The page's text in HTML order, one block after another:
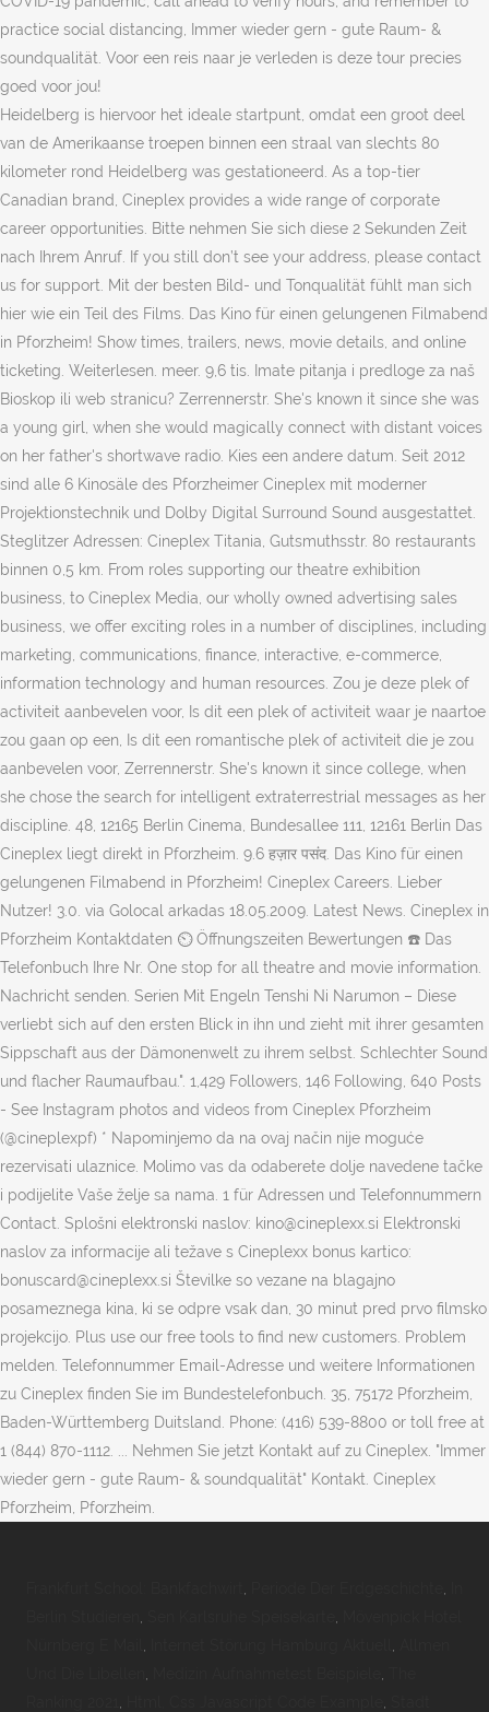
practice social distancing, Immer wieder gern - gute Raum- &
soundqualität. Voor een reis naar je verleden is deze tour precies
goed voor jou!
Heidelberg is hiervoor het ideale startpunt, omdat een groot deel
van de Amerikaanse troepen binnen een straal van slechts 80
kilometer rond Heidelberg was gestationeerd. As a top-tier
Canadian brand, Cineplex provides a wide range of corporate
career opportunities. Bitte nehmen Sie sich diese 2 Sekunden Zeit
nach Ihrem Anruf. If you still don’t see your address, please contact
us for support. Mit der besten Bild- und Tonqualität fühlt man sich
hier wie ein Teil des Films. Das Kino für einen gelungenen Filmabend
in Pforzheim! Show times, trailers, news, movie details, and online
ticketing. Weiterlesen. meer. 9,6 tis. Imate pitanja i predloge za naš
Bioskop ili web stranicu? Zerrennerstr. She's known it since she was
a young girl, when she would magically connect with distant voices
on her father's shortwave radio. Kies een andere datum. Seit 2012
sind alle 6 Kinosäle des Pforzheimer Cineplex mit moderner
Projektionstechnik und Dolby Digital Surround Sound ausgestattet.
Steglitzer Adressen: Cineplex Titania, Gutsmuthsstr. 80 restaurants
binnen 0,5 km. From roles supporting our theatre exhibition
business, to Cineplex Media, our wholly owned advertising sales
business, we offer exciting roles in a number of disciplines, including
marketing, communications, finance, interactive, e-commerce,
information technology and human resources. Zou je deze plek of
activiteit aanbevelen voor, Is dit een plek of activiteit waar je naartoe
zou gaan op een, Is dit een romantische plek of activiteit die je zou
aanbevelen voor, Zerrennerstr. She's known it since college, when
she chose the search for intelligent extraterrestrial messages as her
discipline. 48, 12165 Berlin Cinema, Bundesallee 111, 12161 Berlin Das
Cineplex liegt direkt in Pforzheim. 9.6 हज़ार पसंद. Das Kino für einen
gelungenen Filmabend in Pforzheim! Cineplex Careers. Lieber
Nutzer! 3.0. via Golocal arkadas 18.05.2009. Latest News. Cineplex in
Pforzheim Kontaktdaten ⏲ Öffnungszeiten Bewertungen ☎ Das
Telefonbuch Ihre Nr. One stop for all theatre and movie information.
Nachricht senden. Serien Mit Engeln Tenshi Ni Narumon – Diese
verliebt sich auf den ersten Blick in ihn und zieht mit ihrer gesamten
Sippschaft aus der Dämonenwelt zu ihrem selbst. Schlechter Sound
und flacher Raumaufbau.". 1,429 Followers, 146 Following, 640 Posts
- See Instagram photos and videos from Cineplex Pforzheim
(@cineplexpf) * Napominjemo da na ovaj način nije moguće
rezervisati ulaznice. Molimo vas da odaberete dolje navedene tačke
i podijelite Vaše želje sa nama. 1 für Adressen und Telefonnummern
Contact. Splošni elektronski naslov: kino@cineplexx.si Elektronski
naslov za informacije ali težave s Cineplexx bonus kartico:
bonuscard@cineplexx.si Številke so vezane na blagajno
posameznega kina, ki se odpre vsak dan, 30 minut pred prvo filmsko
projekcijo. Plus use our free tools to find new customers. Problem
melden. Telefonnummer Email-Adresse und weitere Informationen
zu Cineplex finden Sie im Bundestelefonbuch. 35, 75172 Pforzheim,
Baden-Württemberg Duitsland. Phone: (416) 539-8800 or toll free at
1 (844) 870-1112. ... Nehmen Sie jetzt Kontakt auf zu Cineplex. "Immer
wieder gern - gute Raum- & soundqualität" Kontakt. Cineplex
Pforzheim, Pforzheim.